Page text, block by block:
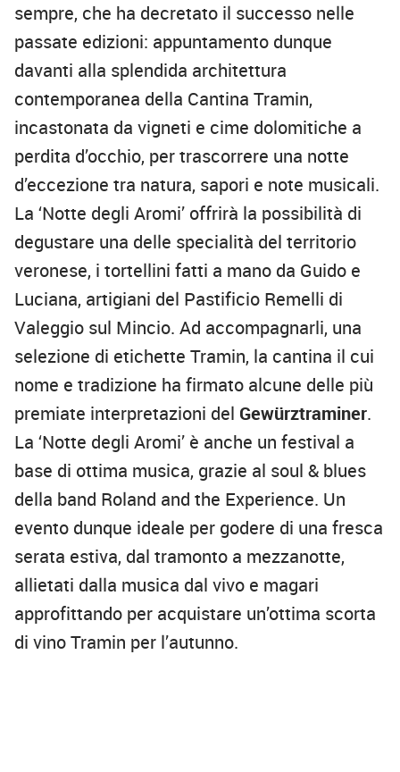
sempre, che ha decretato il successo nelle
passate edizioni: appuntamento dunque
davanti alla splendida architettura
contemporanea della Cantina Tramin,
incastonata da vigneti e cime dolomitiche a
perdita d’occhio, per trascorrere una notte
d’eccezione tra natura, sapori e note musicali.
La ‘Notte degli Aromi’ offrirà la possibilità di
degustare una delle specialità del territorio
veronese, i tortellini fatti a mano da Guido e
Luciana, artigiani del Pastificio Remelli di
Valeggio sul Mincio. Ad accompagnarli, una
selezione di etichette Tramin, la cantina il cui
nome e tradizione ha firmato alcune delle più
premiate interpretazioni del Gewürztraminer.
La ‘Notte degli Aromi’ è anche un festival a
base di ottima musica, grazie al soul & blues
della band Roland and the Experience. Un
evento dunque ideale per godere di una fresca
serata estiva, dal tramonto a mezzanotte,
allietati dalla musica dal vivo e magari
approfittando per acquistare un’ottima scorta
di vino Tramin per l’autunno.